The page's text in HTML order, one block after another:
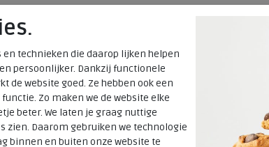
Dolomite
54 Low Dust GTX autumn brown
€ 169,95
Beschikbare maten
€
en technieken die daarop lijken helpen
persoonlijker. Dankzij functionele
de website goed. Ze hebben ook een
Zo maken we de website elke
beter. We laten je graag nuttige
zien. Daarom gebruiken we technologie
binnen en buiten onze website te